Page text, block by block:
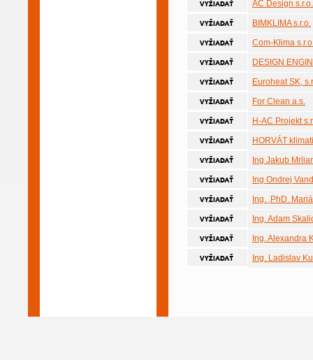
AC Design s.r.o.
BIMKLIMA s.r.o.
Com-Klima
DESIGN
Euroheat SK,
For Clean a.s.
H-AC Projekt
HORVÁT
Ing Jakub
Ing Ondrej
Ing. ,PhD.
Ing. Adam
Ing. Alexandra
Ing. Ladislav